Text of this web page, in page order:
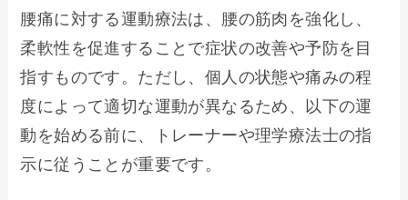
腰痛に対する運動療法は、腰の筋肉を強化し、
柔軟性を促進することで症状の改善や予防を目
指すものです。ただし、個人の状態や痛みの程
度によって適切な運動が異なるため、以下の運
動を始める前に、トレーナーや理学療法士の指
示に従うことが重要です。